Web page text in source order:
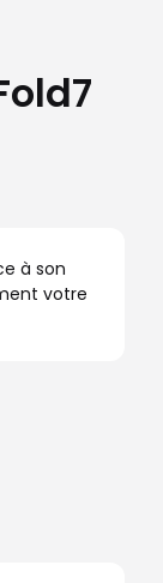
à son
votre